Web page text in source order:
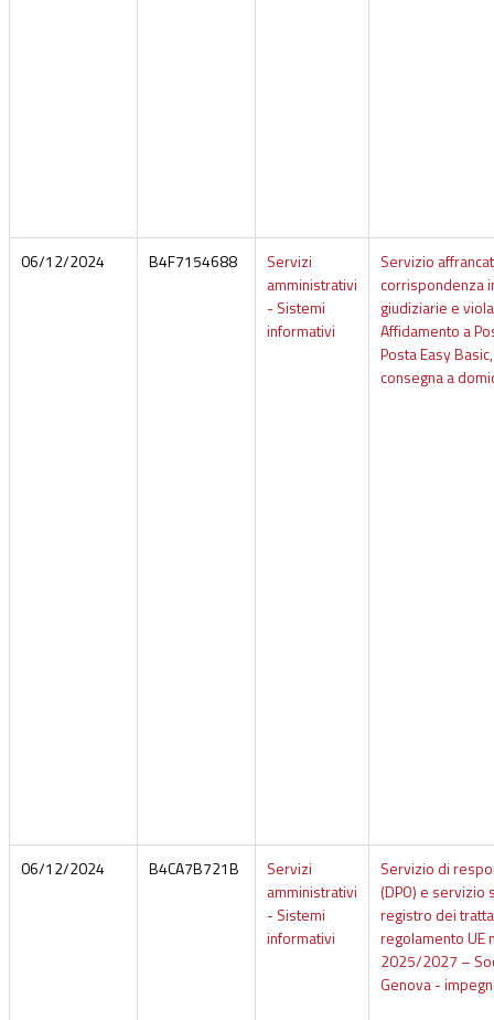
06/12/2024 B4F7154688
Servizi
amministrativi
- Sistemi
informativi
Servizio
corrispondenza
giudiziarie e
Affidamento a
Posta Easy
consegna a
06/12/2024 B4CA7B721B
Servizi
amministrativi
- Sistemi
informativi
Servizio di
(DPO) e
registro dei
regolamento
2025/2027 –
Genova -